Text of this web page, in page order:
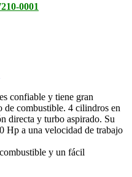
0001
confiable y tiene gran
de combustible. 4 cilindros en
directa y turbo aspirado. Su
Hp a una velocidad de trabajo
y un fácil